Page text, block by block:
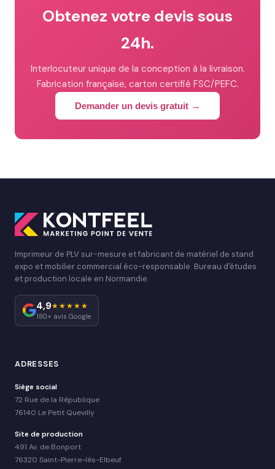
Obtenez votre devis sous
24h.
Interlocuteur unique de la conception à la livraison.
Fabrication française, carton certifié FSC/PEFC.
Demander un devis gratuit →
Imprimeur de PLV sur-mesure et fabricant de matériel de stand
expo et mobilier commercial éco-responsable. Bureau d'études
et production locale en Normandie.
4,9★★★★★
180+ avis Google
ADRESSES
Siège social
72 Rue de la République
76140 Le Petit Quevilly
Site de production
491 Av. de Bonport
76320 Saint-Pierre-lès-Elbeuf